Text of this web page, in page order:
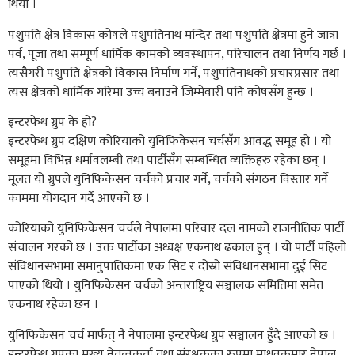
थियो ।
पशुपति क्षेत्र विकास कोषले पशुपतिनाथ मन्दिर तथा पशुपति क्षेत्रमा हुने जात्रा
पर्व, पूजा तथा सम्पूर्ण धार्मिक कामको व्यवस्थापन, परिचालन तथा निर्णय गर्छ ।
त्यसैगरी पशुपति क्षेत्रको विकास निर्माण गर्ने, पशुपतिनाथको प्रचारप्रसार तथा
त्यस क्षेत्रको धार्मिक गरिमा उच्च बनाउने जिम्मेवारी पनि कोषसँग हुन्छ ।
इन्टरफेथ ग्रुप के हो?
इन्टरफेथ ग्रुप दक्षिण कोरियाको युनिफिकेसन चर्चसँग आवद्ध समूह हो । यो
समूहमा विभिन्न धर्मावलम्बी तथा पार्टीसँग सम्बन्धित व्यक्तिहरु रहेका छन् ।
मूलत यो ग्रुपले युनिफिकेसन चर्चको प्रचार गर्ने, चर्चको संगठन विस्तार गर्ने
काममा योगदान गर्दै आएको छ ।
कोरियाको युनिफिकेसन चर्चले नेपालमा परिवार दल नामको राजनीतिक पार्टी
संचालन गरको छ । उक्त पार्टीका अध्यक्ष एकनाथ ढकाल हुन् । यो पार्टी पहिलो
संविधानसभामा समानुपातिकमा एक सिट र दोस्रो संविधानसभामा दुई सिट
पाएको थियो । युनिफिकेसन चर्चको अन्तराष्ट्रिय सञ्चालक समितिमा समेत
एकनाथ रहेका छन ।
युनिफिकेसन चर्च मार्फत् नै नेपालमा इन्टरफेथ ग्रुप सञ्चालन हुँदै आएको छ ।